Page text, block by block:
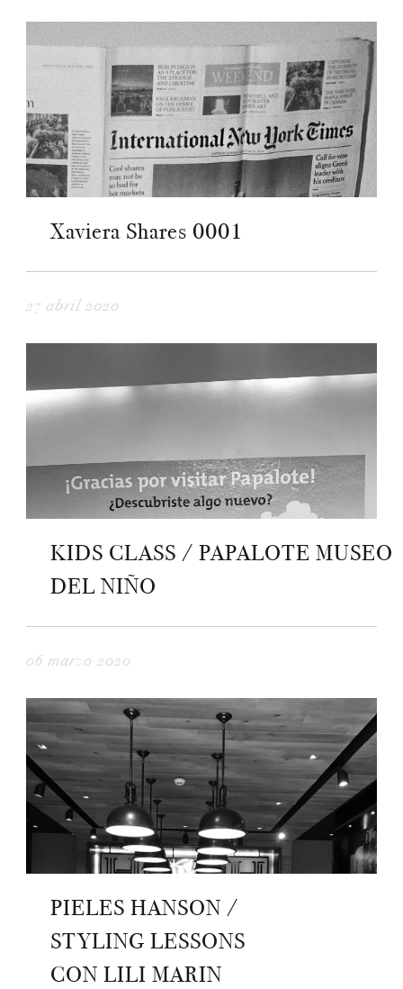
Xaviera Shares 0001
27 abril 2020
KIDS CLASS / PAPALOTE MUSEO
DEL NIÑO
06 marzo 2020
PIELES HANSON /
STYLING LESSONS
CON LILI MARIN